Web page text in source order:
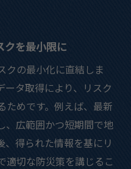
クを最小限に
クの最小化に直結しま
ータ取得により、リスク
ためです。例えば、最新
、広範囲かつ短期間で地
、得られた情報を基にリ
適切な防災策を講じるこ